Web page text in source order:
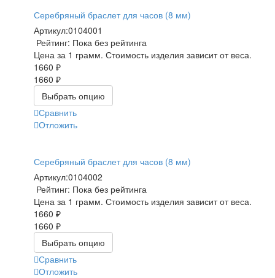
Серебряный браслет для часов (8 мм)
Артикул:0104001
Рейтинг: Пока без рейтинга
Цена за 1 грамм. Стоимость изделия зависит от веса.
1660 ₽
1660 ₽
Выбрать опцию
Сравнить
Отложить
Серебряный браслет для часов (8 мм)
Артикул:0104002
Рейтинг: Пока без рейтинга
Цена за 1 грамм. Стоимость изделия зависит от веса.
1660 ₽
1660 ₽
Выбрать опцию
Сравнить
Отложить